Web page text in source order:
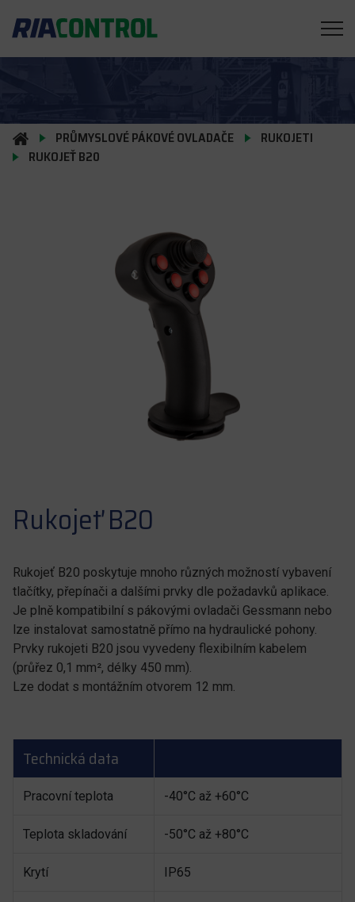
PRŮMYSLOVÉ PÁKOVÉ OVLADAČE
RUKOJETI
RUKOJEŤ B20
Rukojeť B20
Rukojeť B20 poskytuje mnoho různých možností vybavení
tlačítky, přepínači a dalšími prvky dle požadavků aplikace.
Je plně kompatibilní s pákovými ovladači Gessmann nebo
lze instalovat samostatně přímo na hydraulické pohony.
Prvky rukojeti B20 jsou vyvedeny flexibilním kabelem
(průřez 0,1 mm², délky 450 mm).
Lze dodat s montážním otvorem 12 mm.
Technická data
Pracovní teplota -40°C až +60°C
Teplota skladování -50°C až +80°C
Krytí IP65